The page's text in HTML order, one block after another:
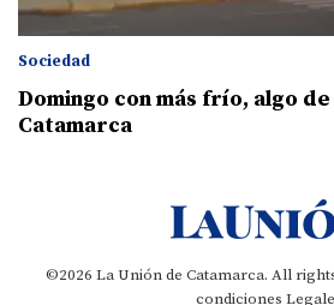
Sociedad
Domingo con más frío, algo
Catamarca
©2026 La Unión de Catamarca. All
condiciones